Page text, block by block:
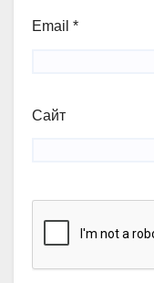
Email *
Сайт